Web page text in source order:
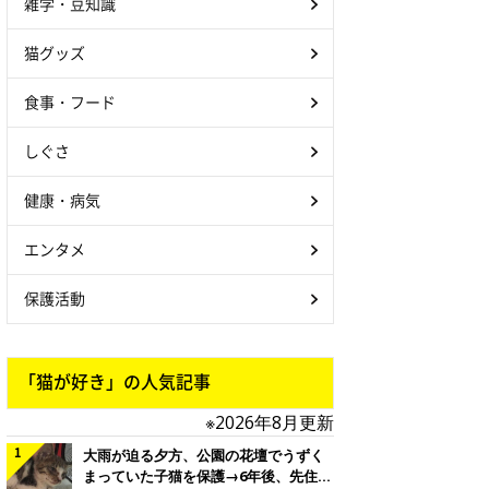
猫グッズ
食事・フード
しぐさ
健康・病気
エンタメ
保護活動
「猫が好き」の人気記事
※2026年8月更新
大雨が迫る夕方、公園の花壇でうずく
まっていた子猫を保護→6年後、先住猫